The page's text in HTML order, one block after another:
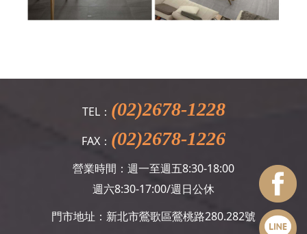
TEL： (02)2678-1228
FAX： (02)2678-1226
營業時間：週一至週五8:30-18:00
週六8:30-17:00/週日公休
門市地址：新北市鶯歌區鶯桃路280.282號